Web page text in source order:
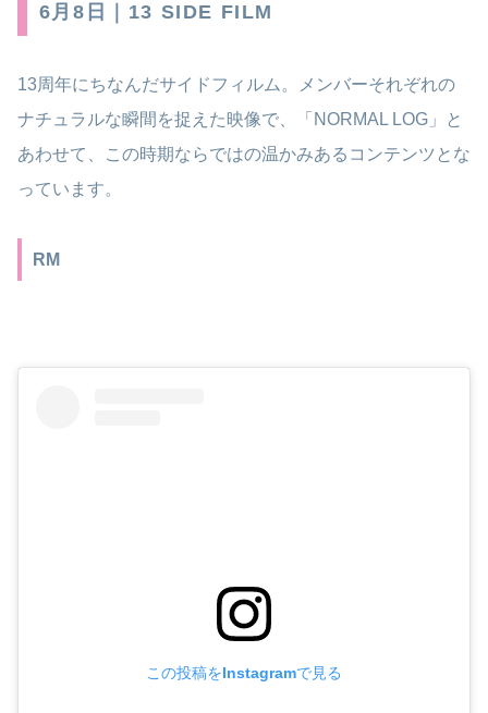
6月8日｜13 SIDE FILM
13周年にちなんだサイドフィルム。メンバーそれぞれの
ナチュラルな瞬間を捉えた映像で、「NORMAL LOG」と
あわせて、この時期ならではの温かみあるコンテンツとな
っています。
RM
この投稿をInstagramで見る